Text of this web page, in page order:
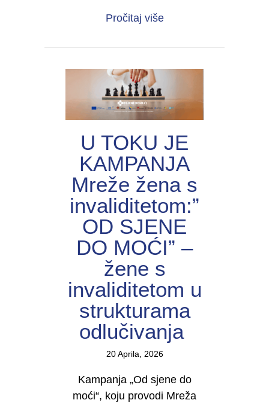
Pročitaj višeabout UNIJА
U TOKU JE
KAMPANJA
Mreže žena s
invaliditetom:”
OD SJENE
DO MOĆI” –
žene s
invaliditetom u
strukturama
odlučivanja
20 Aprila, 2026
Kampanja „Od sjene do
moći“, koju provodi Mreža